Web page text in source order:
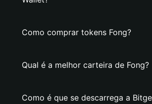
Como comprar tokens Fong?
Qual é a melhor carteira de Fong?
Como é que se descarrega a